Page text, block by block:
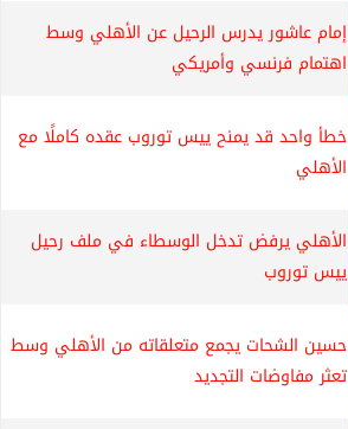
إمام عاشور يدرس الرحيل عن الأهلي وسط
اهتمام فرنسي وأمريكي
خطأ واحد قد يمنح ييس توروب عقده كاملًا مع
الأهلي
الأهلي يرفض تدخل الوسطاء في ملف رحيل
ييس توروب
حسين الشحات يجمع متعلقاته من الأهلي وسط
تعثر مفاوضات التجديد